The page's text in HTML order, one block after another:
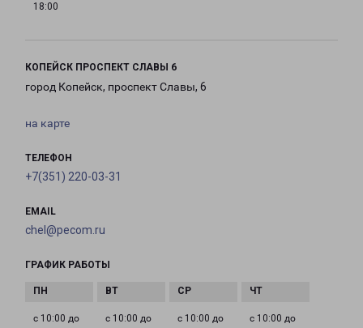
18:00
КОПЕЙСК ПРОСПЕКТ СЛАВЫ 6
город Копейск, проспект Славы, 6
на карте
ТЕЛЕФОН
+7(351) 220-03-31
EMAIL
chel@pecom.ru
ГРАФИК РАБОТЫ
с 10:00 до
с 10:00 до
с 10:00 до
с 10:00 до